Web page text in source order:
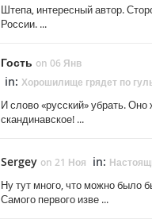
Штепа, интересный автор.
России. ...
Гость on 06 Янв
in: Хорошилище грядет по
И слово «русский» убрать.
скандинавское! ...
Sergey on 21 Ноя in:
Ну тут много, что можно было
Самого первого изве ...